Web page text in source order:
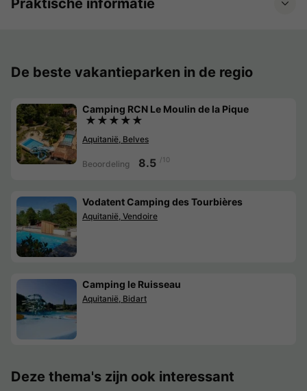
Praktische informatie
De beste vakantieparken in de regio
Camping RCN Le Moulin de la Pique
★★★★★
Aquitanië, Belves
Beoordeling 8.5 /10
Vodatent Camping des Tourbières
Aquitanië, Vendoire
Camping le Ruisseau
Aquitanië, Bidart
Deze thema's zijn ook interessant